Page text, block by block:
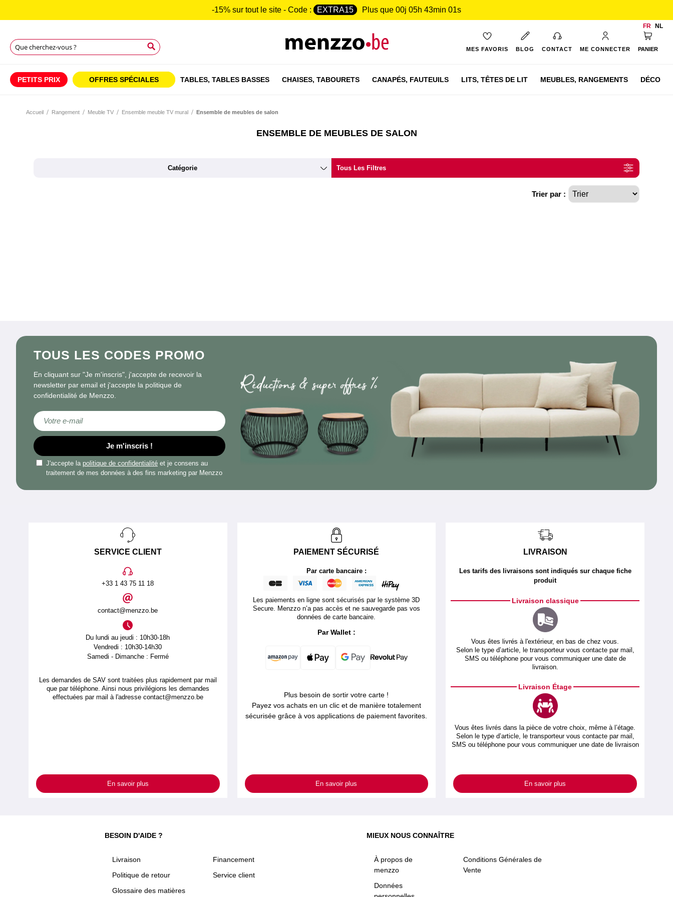
-15% sur tout le site - Code : EXTRA15 Plus que 00j 05h 43min 00s
FR NL
Chercher
MES FAVORIS BLOG CONTACT ME CONNECTER PANIER
PETITS PRIX OFFRES SPÉCIALES TABLES, TABLES BASSES CHAISES, TABOURETS CANAPÉS, FAUTEUILS LITS, TÊTES DE LIT MEUBLES, RANGEMENTS DÉCO
Accueil Rangement Meuble TV Ensemble meuble TV mural Ensemble de meubles de salon
ENSEMBLE DE MEUBLES DE SALON
Catégorie Tous Les Filtres
Trier par :
TOUS LES CODES PROMO
En cliquant sur "Je m'inscris", j'accepte de recevoir la
newsletter par email et j'accepte la politique de
confidentialité de Menzzo.
Inscription à notre newsletter :
Je m'inscris !
J'accepte la politique de confidentialité et je consens au
traitement de mes données à des fins marketing par Menzzo
SERVICE CLIENT
+33 1 43 75 11 18
contact@menzzo.be
Du lundi au jeudi : 10h30-18h
Vendredi : 10h30-14h30
Samedi - Dimanche : Fermé
Les demandes de SAV sont traitées plus rapidement par mail
que par téléphone. Ainsi nous privilégions les demandes
effectuées par mail à l'adresse contact@menzzo.be
En savoir plus
PAIEMENT SÉCURISÉ
Par carte bancaire :
Les paiements en ligne sont sécurisés par le système 3D
Secure. Menzzo n’a pas accès et ne sauvegarde pas vos
données de carte bancaire.
Par Wallet :
Plus besoin de sortir votre carte !
Payez vos achats en un clic et de manière totalement
sécurisée grâce à vos applications de paiement favorites.
En savoir plus
LIVRAISON
Les tarifs des livraisons sont indiqués sur chaque fiche
produit
Livraison classique
Vous êtes livrés à l'extérieur, en bas de chez vous.
Selon le type d’article, le transporteur vous contacte par mail,
SMS ou téléphone pour vous communiquer une date de
livraison.
Livraison Étage
Vous êtes livrés dans la pièce de votre choix, même à l’étage.
Selon le type d’article, le transporteur vous contacte par mail,
SMS ou téléphone pour vous communiquer une date de livraison
En savoir plus
BESOIN D'AIDE ?
Livraison
Politique de retour
Glossaire des matières
Financement
Service client
MIEUX NOUS CONNAÎTRE
À propos de
menzzo
Données
Conditions Générales de
Vente